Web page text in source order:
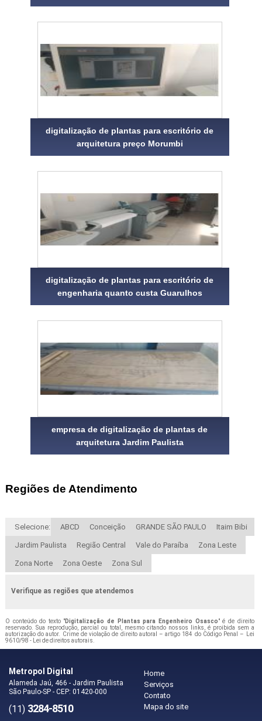
digitalização de plantas para escritório de
arquitetura preço Morumbi
digitalização de plantas para escritório de
engenharia quanto custa Guarulhos
empresa de digitalização de plantas de
arquitetura Jardim Paulista
Regiões de Atendimento
Selecione: ABCD Conceição GRANDE SÃO PAULO Itaim Bibi
Jardim Paulista Região Central Vale do Paraíba Zona Leste
Zona Norte Zona Oeste Zona Sul
Verifique as regiões que atendemos
O conteúdo do texto "Digitalização de Plantas para Engenheiro Osasco" é de direito
reservado. Sua reprodução, parcial ou total, mesmo citando nossos links, é proibida sem a
autorização do autor. Crime de violação de direito autoral – artigo 184 do Código Penal –
Lei
9610/98 - Lei de direitos autorais
Metropol Digital
Alameda Jaú, 466 - Jardim Paulista
São Paulo-SP - CEP: 01420-000
(11) 3284-8510
Home
Serviços
Contato
Mapa do site